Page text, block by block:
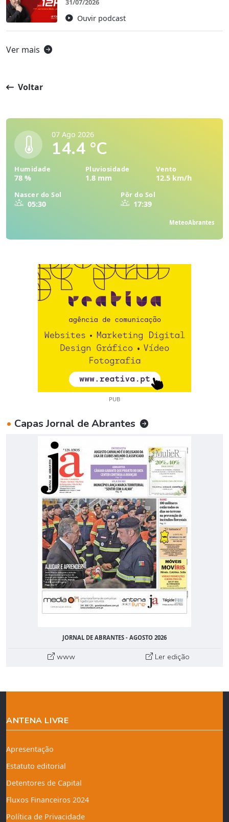
31/07/2026
Ouvir podcast
Ver mais
Voltar
07 Ago 2026
14.4 °C
Humidade
78 %
Pluviosidade
1.8 mm
Vento
12.5 km/h
Nascer do Sol
05:30
Pôr do Sol
17:39
MeteoAbrantes
PUB
• Capas Jornal de Abrantes
JORNAL DE ABRANTES - AGOSTO 2026
www Ler edição
ANTENA LIVRE
Apresentação
Estatuto editorial
Detentores de Capital
Fluxos Financeiros 2024
Política de Privacidade